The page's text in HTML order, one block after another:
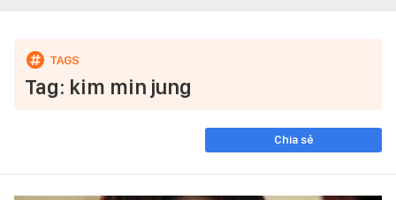
Tag: kim min jung
Chia sẻ